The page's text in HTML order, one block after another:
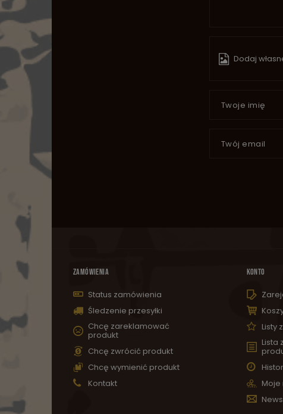
Dodaj
Twoje imię
Twój email
ZAMÓWIENIA
Status zamówienia
Śledzenie przesyłki
Chcę zareklamować
produkt
Chcę zwrócić produkt
Chcę wymienić produkt
Kontakt
KONTO
Listy
Lista